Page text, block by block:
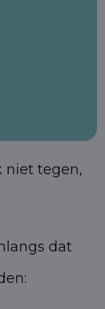
niet tegen,
dat